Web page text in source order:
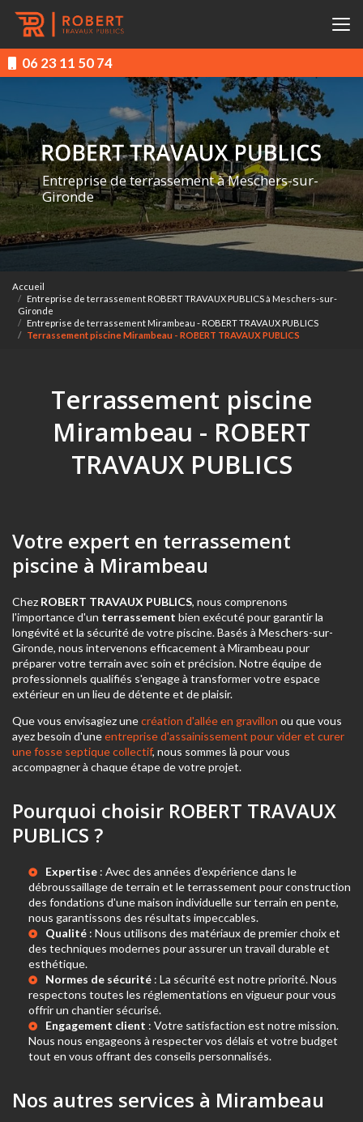
contenu
principal
06 23 11 50 74
Entreprise de terrassement à Meschers-sur-
Gironde
Accueil
Entreprise de terrassement ROBERT TRAVAUX PUBLICS à Meschers-sur-
Gironde
Entreprise de terrassement Mirambeau - ROBERT TRAVAUX PUBLICS
Terrassement piscine Mirambeau - ROBERT TRAVAUX PUBLICS
Terrassement piscine
Mirambeau - ROBERT
TRAVAUX PUBLICS
Votre expert en terrassement
piscine à Mirambeau
Chez ROBERT TRAVAUX PUBLICS, nous comprenons
l'importance d'un terrassement bien exécuté pour garantir la
longévité et la sécurité de votre piscine. Basés à Meschers-sur-
Gironde, nous intervenons efficacement à Mirambeau pour
préparer votre terrain avec soin et précision. Notre équipe de
professionnels qualifiés s'engage à transformer votre espace
extérieur en un lieu de détente et de plaisir.
Que vous envisagiez unecréation d'allée en gravillon ou que vous
ayez besoin d'uneentreprise d'assainissement pour vider et curer
une fosse septique collectif, nous sommes là pour vous
accompagner à chaque étape de votre projet.
Pourquoi choisir ROBERT TRAVAUX
PUBLICS ?
Expertise : Avec des années d'expérience dans le
débroussaillage de terrain et leterrassement pour construction
des fondations d'une maison individuelle sur terrain en pente,
nous garantissons des résultats impeccables.
Qualité : Nous utilisons des matériaux de premier choix et
des techniques modernes pour assurer un travail durable et
esthétique.
Normes de sécurité : La sécurité est notre priorité. Nous
respectons toutes les réglementations en vigueur pour vous
offrir un chantier sécurisé.
Engagement client : Votre satisfaction est notre mission.
Nous nous engageons à respecter vos délais et votre budget
tout en vous offrant des conseils personnalisés.
Nos autres services à Mirambeau